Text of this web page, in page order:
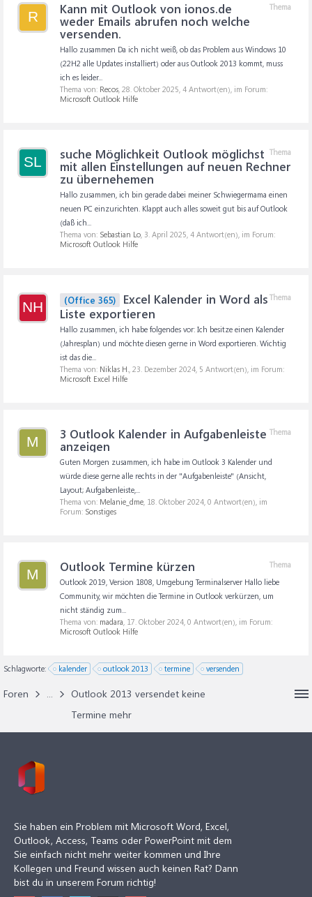
R
Thema
Kann mit Outlook von ionos.de
weder Emails abrufen noch welche
versenden.
Hallo zusammen Da ich nicht weiß, ob das Problem aus Windows 10
(22H2 alle Updates installiert) oder aus Outlook 2013 kommt, muss
ich es leider...
Thema von: Recos, 28. Oktober 2025, 4 Antwort(en), im Forum:
Microsoft Outlook Hilfe
SL
Thema
suche Möglichkeit Outlook möglichst
mit allen Einstellungen auf neuen Rechner
zu übernehemen
Hallo zusammen, ich bin gerade dabei meiner Schwiegermama einen
neuen PC einzurichten. Klappt auch alles soweit gut bis auf Outlook
(daß ich...
Thema von: Sebastian Lo, 3. April 2025, 4 Antwort(en), im Forum:
Microsoft Outlook Hilfe
NH
Thema
(Office 365)
Excel Kalender in Word als
Liste exportieren
Hallo zusammen, ich habe folgendes vor: Ich besitze einen Kalender
(Jahresplan) und möchte diesen gerne in Word exportieren. Wichtig
ist das die...
Thema von: Niklas H., 23. Dezember 2024, 5 Antwort(en), im Forum:
Microsoft Excel Hilfe
M
Thema
3 Outlook Kalender in Aufgabenleiste
anzeigen
Guten Morgen zusammen, ich habe im Outlook 3 Kalender und
würde diese gerne alle rechts in der "Aufgabenleiste" (Ansicht,
Layout; Aufgabenleiste,...
Thema von: Melanie_dme, 18. Oktober 2024, 0 Antwort(en), im
Forum: Sonstiges
M
Thema
Outlook Termine kürzen
Outlook 2019, Version 1808, Umgebung Terminalserver Hallo liebe
Community, wir möchten die Termine in Outlook verkürzen, um
nicht ständig zum...
Thema von: madara, 17. Oktober 2024, 0 Antwort(en), im Forum:
Microsoft Outlook Hilfe
Schlagworte: kalender outlook 2013 termine versenden
Foren ...
Outlook 2013 versendet keine
Termine mehr
Sie haben ein Problem mit Microsoft Word, Excel,
Outlook, Access, Teams oder PowerPoint mit dem
Sie einfach nicht mehr weiter kommen und Ihre
Kollegen und Freund wissen auch keinen Rat? Dann
bist du in unserem Forum richtig!